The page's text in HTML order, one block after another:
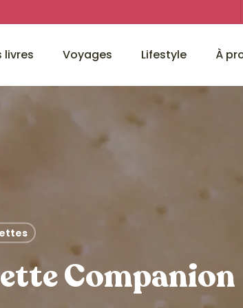
livres Voyages Lifestyle À
Companion